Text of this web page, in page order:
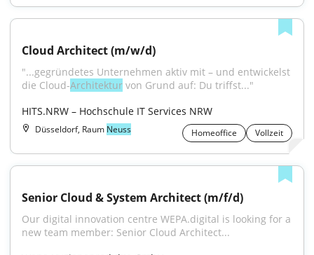
Cloud Architect (m/w/d)
"...gegründetes Unternehmen aktiv mit – und entwickelst
die Cloud-Architektur von Grund auf: Du triffst..."
HITS.NRW – Hochschule IT Services NRW
Düsseldorf, Raum Neuss Homeoffice Vollzeit
Senior Cloud & System Architect (m/f/d)
Our digital innovation centre WEPA.digital is looking for a
new team member: Senior Cloud Architect...